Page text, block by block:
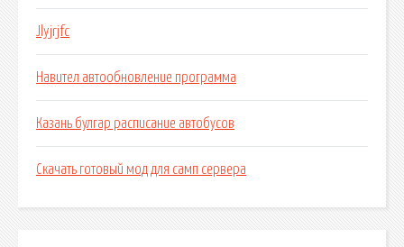
Jlyjrjfc
Навител автообновление программа
Казань булгар расписание автобусов
Скачать готовый мод для самп сервера